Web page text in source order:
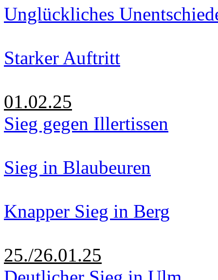
Unglückliches
Starker Auftritt
01.02.25
Sieg gegen Illertissen
Sieg in Blaubeuren
Knapper Sieg in Berg
25./26.01.25